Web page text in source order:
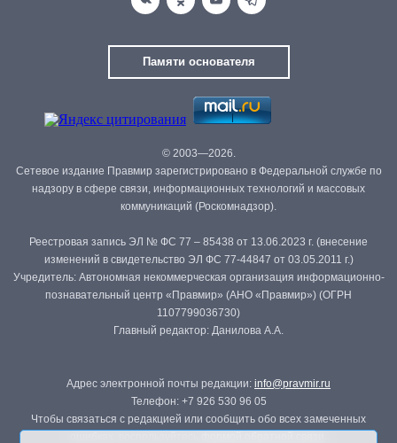
Памяти основателя
© 2003—2026.
Сетевое издание Правмир зарегистрировано в Федеральной службе по
надзору в сфере связи, информационных технологий и массовых
коммуникаций (Роскомнадзор).
Реестровая запись ЭЛ № ФС 77 – 85438 от 13.06.2023 г. (внесение
изменений в свидетельство ЭЛ ФС 77-44847 от 03.05.2011 г.)
Учредитель: Автономная некоммерческая организация информационно-
познавательный центр «Правмир» (АНО «Правмир») (ОГРН
1107799036730)
Главный редактор: Данилова А.А.
Адрес электронной почты редакции: info@pravmir.ru
Телефон: +7 926 530 96 05
Чтобы связаться с редакцией или сообщить обо всех замеченных